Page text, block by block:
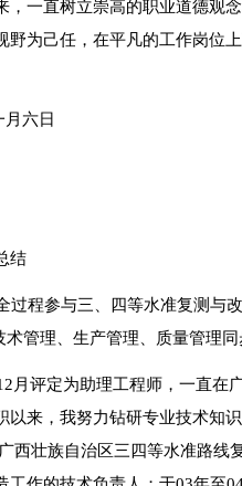
，一直树立崇高的职业道德观
野为己任，在平凡的工作岗位
月六日
结
过程参与三、四等水准复测与
管理、生产管理、质量管理
月评定为助理工程师，一直在
以来，我努力钻研专业技术知
西壮族自治区三四等水准路